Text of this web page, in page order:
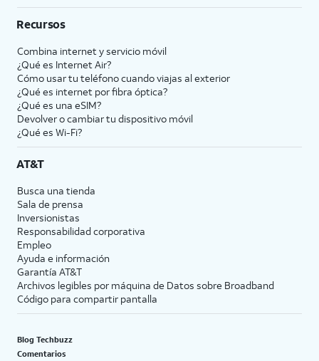
Recursos
Combina internet y servicio móvil
¿Qué es Internet Air?
Cómo usar tu teléfono cuando viajas al exterior
¿Qué es internet por fibra óptica?
¿Qué es una eSIM?
Devolver o cambiar tu dispositivo móvil
¿Qué es Wi-Fi?
AT&T
Busca una tienda
Sala de prensa
Inversionistas
Responsabilidad corporativa
Empleo
Ayuda e información
Garantía AT&T
Archivos legibles por máquina de Datos sobre Broadband
Código para compartir pantalla
Blog Techbuzz
Comentarios